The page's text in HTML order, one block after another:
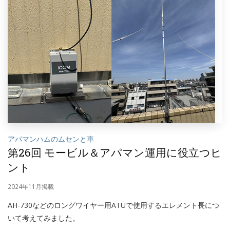
アパマンハムのムセンと車
第26回 モービル＆アパマン運用に役立つヒ
ント
2024年11月掲載
AH-730などのロングワイヤー用ATUで使用するエレメント長につ
いて考えてみました。